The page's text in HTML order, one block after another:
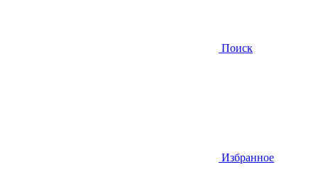
Поиск
Избранное